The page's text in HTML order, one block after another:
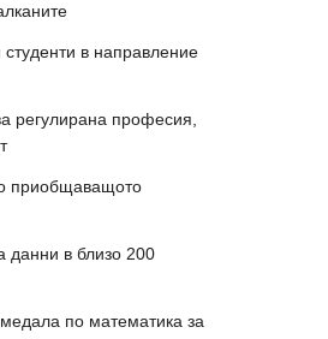
в направление
регулирана професия,
приобщаващото
данни в близо 200
по математика за